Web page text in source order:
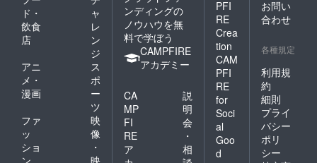
ド・
飲食
店
ャ
レ
ン
ジ
アニ
メ・
漫画
ス
ポ
ー
ツ
ファ
ッ
ショ
映
像
・
ンディングの
ノウハウを無
料で学ぼう
CAMPFIRE
アカデミー
CA
MP
FI
RE
ア
説
明
会
・
相
PFI
RE
Crea
tion
CAM
PFI
RE
for
Soci
al
Goo
d
お問い
合わせ
各種規定
利用規
約
細則
プライ
バシー
ポリ
シー